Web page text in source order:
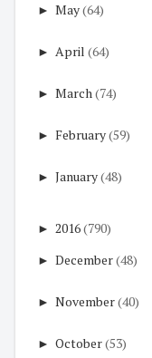
► May(64)
► April (64)
► March(74)
► February(59)
► January(48)
► 2016(790)
► December(48)
► November(40)
► October(53)